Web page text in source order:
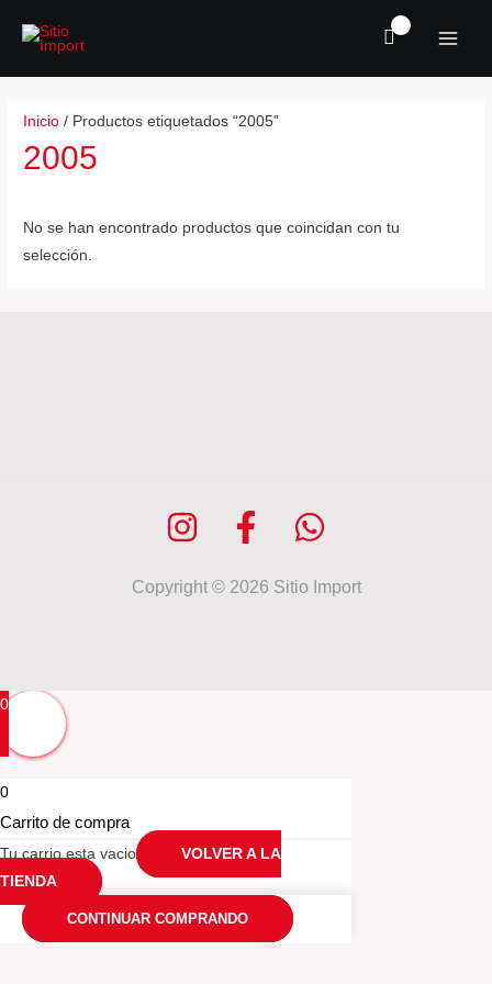
Inicio / Productos etiquetados “2005”
2005
No se han encontrado productos que coincidan con tu
selección.
Copyright © 2026 Sitio Import
0
0
Carrito de compra
Tu carrio esta vacio
VOLVER A LA
TIENDA
CONTINUAR COMPRANDO